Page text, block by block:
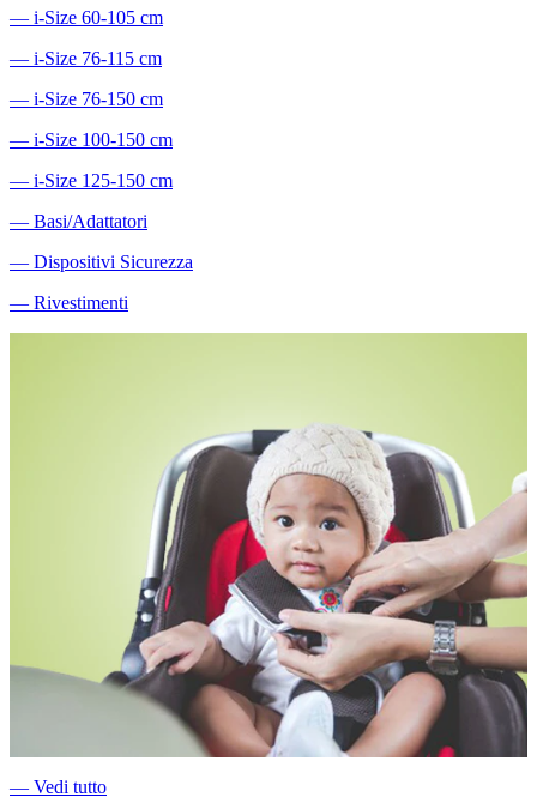
― i-Size 60-105 cm
― i-Size 76-115 cm
― i-Size 76-150 cm
― i-Size 100-150 cm
― i-Size 125-150 cm
― Basi/Adattatori
― Dispositivi Sicurezza
― Rivestimenti
― Vedi tutto